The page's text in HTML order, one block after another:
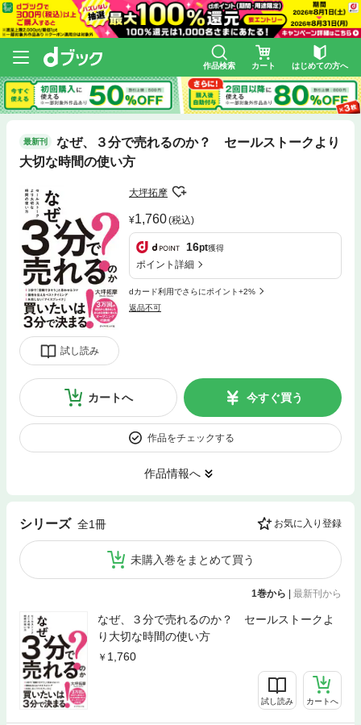
作品検索 カート はじめての方へ
最新刊
なぜ、３分で売れるのか？ セールストークより
大切な時間の使い方
試し読み
大坪拓摩
1,760(税込)
16pt獲得
ポイント詳細
dカード利用でさらにポイント+2%
返品不可
カートへ 今すぐ買う
作品をチェックする
作品情報へ
シリーズ 全1冊 お気に入り登録
未購入巻をまとめて買う
1巻から | 最新刊から
なぜ、３分で売れるのか？ セールストークよ
り大切な時間の使い方
1,760
試し読み カートへ